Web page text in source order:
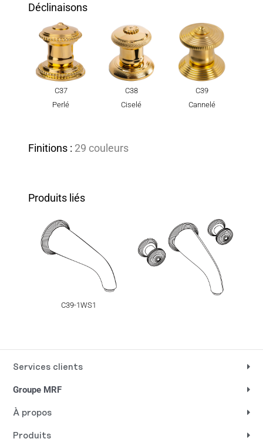
Déclinaisons
C37
Perlé
C38
Ciselé
C39
Cannelé
Finitions : 29 couleurs
Produits liés
C39-1WS1
Services clients
Groupe MRF
À propos
Produits